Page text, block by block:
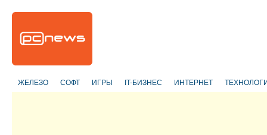
ЖЕЛЕЗО СОФТ ИГРЫ IT-БИЗНЕС ИНТЕРНЕТ